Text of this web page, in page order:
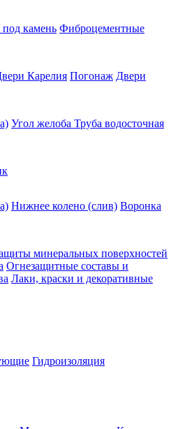
камень Фиброцементные
Карелия Погонаж Двери
Угол желоба Труба водосточная
Нижнее колено (слив) Воронка
минеральных поверхностей
Огнезащитные составы и
Лаки, краски и декоративные
Гидроизоляция